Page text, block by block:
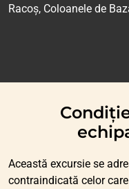
Racoș, Coloanele de
Această excursie se
contraindicată celor